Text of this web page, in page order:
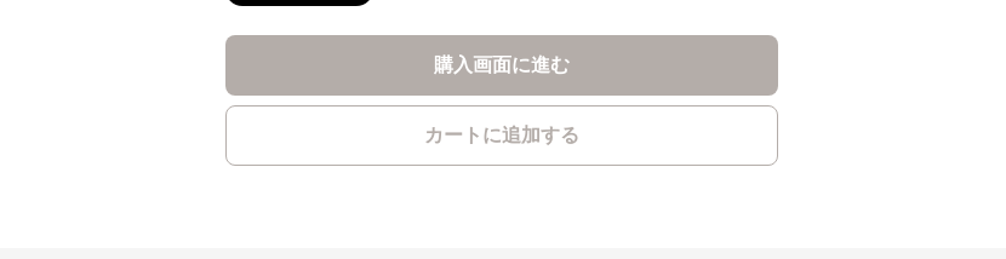
購入画面に進む
カートに追加する